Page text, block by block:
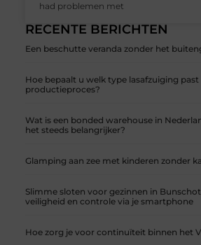
RECENTE BERICHTEN
Een beschutte veranda zonder het
Hoe bepaalt u welk type lasafzuiging
productieproces?
Wat is een bonded warehouse in
het steeds belangrijker?
Glamping aan zee met kinderen zonder
Slimme sloten voor gezinnen in
veiligheid en controle via je smartphone
Hoe zorg je voor continuïteit binnen het
had problemen met